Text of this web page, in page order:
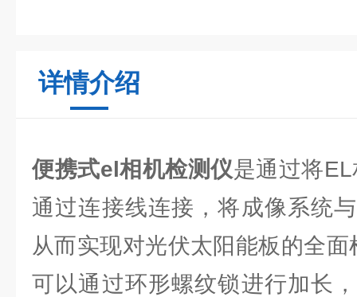
详情介绍
便携式el相机检测仪是通过将
通过连接线连接，将成像系统
从而实现对光伏太阳能板的全
可以通过环形螺纹锁进行加长